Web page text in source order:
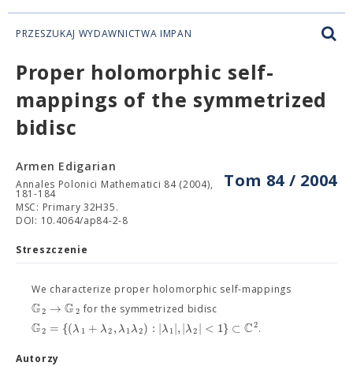
PRZESZUKAJ WYDAWNICTWA IMPAN
Proper holomorphic self-
mappings of the symmetrized
bidisc
Tom 84 / 2004
Armen Edigarian
Annales Polonici Mathematici 84 (2004),
181-184
MSC: Primary 32H35.
DOI: 10.4064/ap84-2-8
Streszczenie
We characterize proper holomorphic self-mappings
G2 → G2 for the symmetrized bidisc
G2 = {(λ 1 + λ2,λ1λ2) : |λ1|,|λ2| < 1} ⊂ C2.
Autorzy